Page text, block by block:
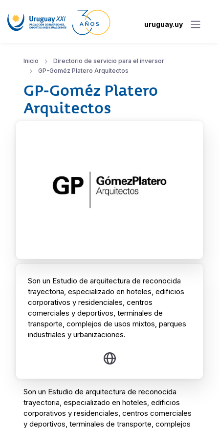
uruguay.uy
Inicio
Directorio de servicio para el inversor
GP-Goméz Platero Arquitectos
GP-Goméz Platero
Arquitectos
Son un Estudio de arquitectura de reconocida
trayectoria, especializado en hoteles, edificios
corporativos y residenciales, centros
comerciales y deportivos, terminales de
transporte, complejos de usos mixtos, parques
industriales y urbanizaciones.
Son un Estudio de arquitectura de reconocida
trayectoria, especializado en hoteles, edificios
corporativos y residenciales, centros comerciales
y deportivos, terminales de transporte, complejos